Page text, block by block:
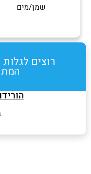
שמן/מים
רוצים